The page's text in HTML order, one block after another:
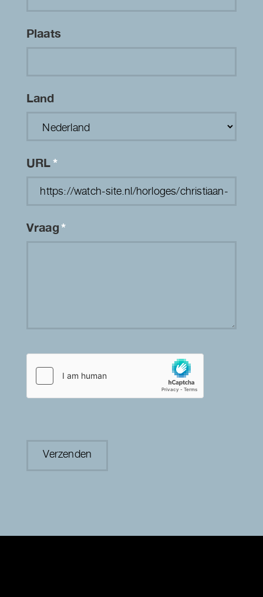
Plaats
Land
URL*
Vraag*